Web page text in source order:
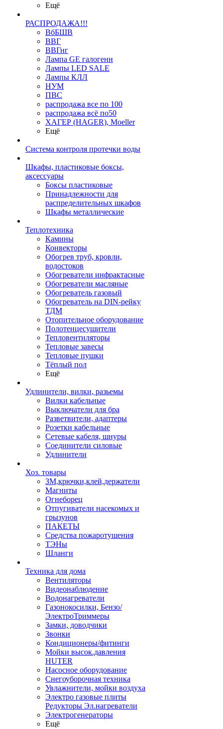
Ещё
РАСПРОДАЖА!!!
ВбБШВ
ВВГ
ВВГнг
Лампа GE галогенн
Лампы LED SALE
Лампы КЛЛ
НУМ
ПВС
распродажа все по 100
распродажа всё по50
ХАГЕР (HAGER), Moeller
Ещё
Система контроля протечки воды
Шкафы, пластиковые боксы,
аксессуары
Боксы пластиковые
Принадлежности для
распределительных шкафов
Шкафы металлические
Теплотехника
Камины
Конвекторы
Обогрев труб, кровли,
водостоков
Обогреватели инфрактасные
Обогреватели масляные
Обогреватель газовый
Обогреватель на DIN-рейку
ТДМ
Отопительное оборудование
Полотенцесушители
Тепловентиляторы
Тепловые завесы
Тепловые пушки
Тёплый пол
Ещё
Удлинители, вилки, разьемы
Вилки кабельные
Выключатели для бра
Разветвители, адаптеры
Розетки кабельные
Сетевые кабеля, шнуры
Соединители силовые
Удлинители
Хоз. товары
ЗМ,крючки,клей,держатели
Магниты
Огнеборец
Отпугиватели насекомых и
грызунов
ПАКЕТЫ
Средства пожаротушения
ТЭНы
Шланги
Техника для дома
Вентиляторы
Видеонаблюдение
Водонагреватели
Газонокосилки, Бензо/
ЭлектроТриммеры
Замки, доводчики
Звонки
Кондиционеры/фитинги
Мойки высок.давления
HUTER
Насосное оборудование
Снегоуборочная техника
Увлажнители, мойки воздуха
Электро газовые плиты
Редукторы Эл.нагреватели
Электрогенераторы
Ещё